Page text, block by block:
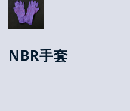
NBR手套